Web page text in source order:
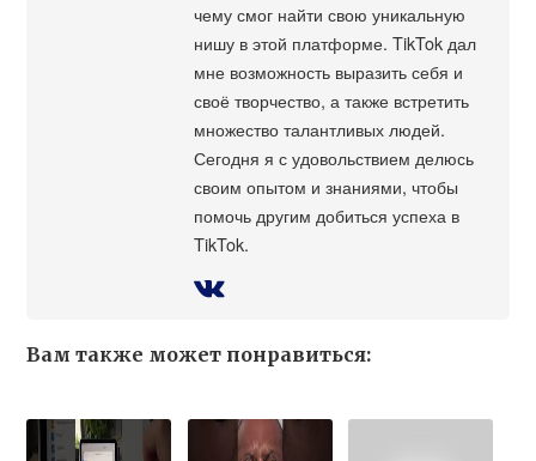
чему смог найти свою уникальную
нишу в этой платформе. TikTok дал
мне возможность выразить себя и
своё творчество, а также встретить
множество талантливых людей.
Сегодня я с удовольствием делюсь
своим опытом и знаниями, чтобы
помочь другим добиться успеха в
TikTok.
Вам также может понравиться: